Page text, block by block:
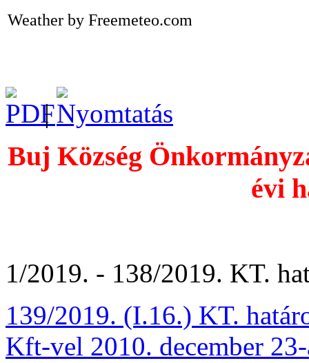
Weather by Freemeteo.com
|
Buj Község
évi
1/2019. - 138/2019. KT.
139/2019. (I.16.) KT.
Kft-vel 2010. december